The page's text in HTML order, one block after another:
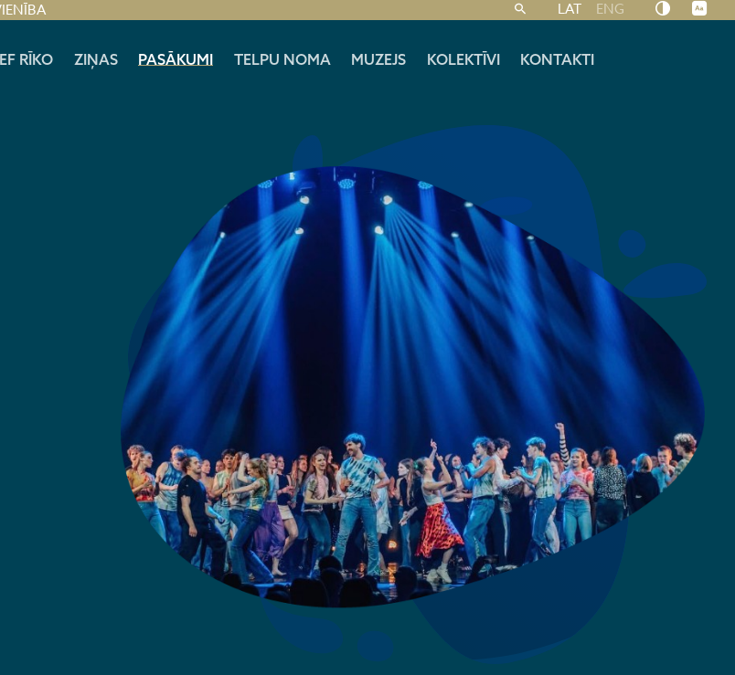
LAT ENG
RĪKO ZIŅAS PASĀKUMI TELPU NOMA MUZEJS KOLEKTĪVI KONTAKTI